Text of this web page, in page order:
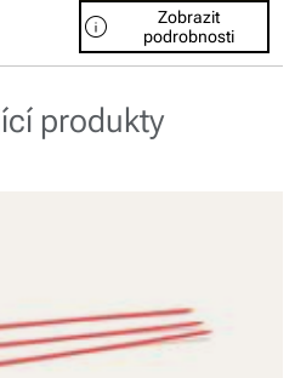
info
Zobrazit
podrobnosti
produkty